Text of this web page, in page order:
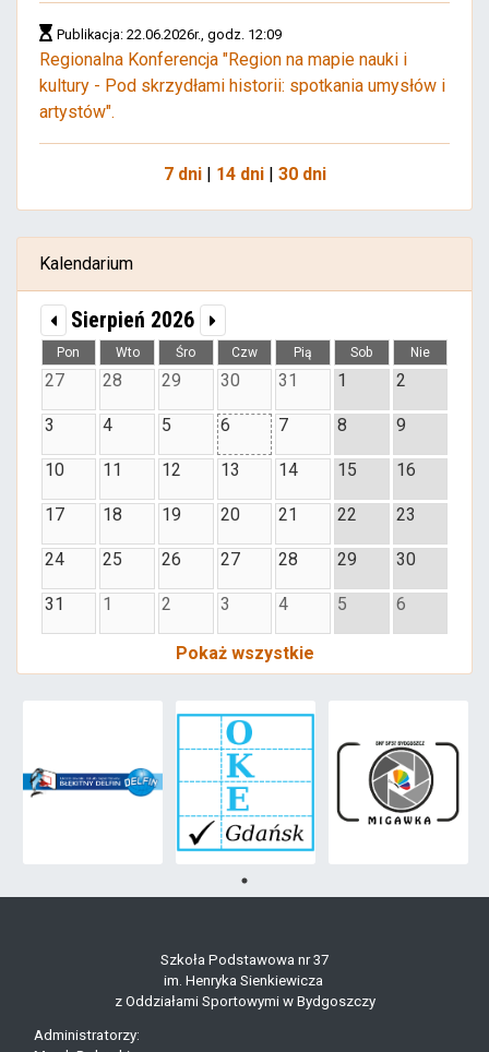
Publikacja: 22.06.2026r., godz. 12:09
Regionalna Konferencja "Region na mapie nauki i
kultury - Pod skrzydłami historii: spotkania umysłów i
artystów".
7 dni| 14 dni| 30 dni
Kalendarium
Sierpień 2026
Pon Wto Śro Czw Pią Sob Nie
27 28 29 30 31 1 2
3 4 5 6 7 8 9
10 11 12 13 14 15 16
17 18 19 20 21 22 23
24 25 26 27 28 29 30
31 1 2 3 4 5 6
Pokaż wszystkie
Szkoła Podstawowa nr 37
im. Henryka Sienkiewicza
z Oddziałami Sportowymi w Bydgoszczy
Administratorzy: